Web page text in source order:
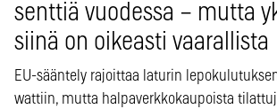
senttiä vuodessa – mutta
siinä on oikeasti vaarallista
EU-sääntely rajoittaa laturin
wattiin, mutta halpaverkkokaupoista